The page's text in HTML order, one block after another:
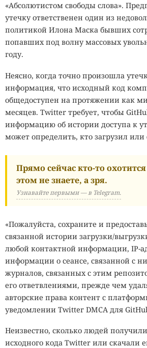
«Абсолютистом свободы слова».
утечку ответственен один из
политикой Илона Маска бывших
попавших под волну массовых
году.
Неясно, когда точно произошла
информация, что исходный код
общедоступен на протяжении как
месяцев. Twitter требует, чтобы
информацию об истории доступа к
может определить, кто загрузил или
Прямо сейчас кто-то
этом не знаете, а зря.
Узнавайте первыми — в Telegram.
«Пожалуйста, сохраните и
связанной истории загрузки/
любой контактной информации, IP-
информации о сеансе, связанной с
журналов, связанных с этим
его ответвлениями, прежде чем
авторские права контент с
уведомлении Twitter DMCA для
Неизвестно, сколько людей
исходного кода Twitter или скачали